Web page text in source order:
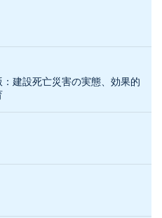
：建設死亡災害の実態、効果的